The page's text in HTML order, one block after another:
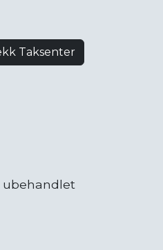
Taksenter
ubehandlet